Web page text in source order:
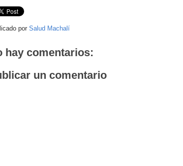
por Salud Machalí
hay comentarios:
un comentario